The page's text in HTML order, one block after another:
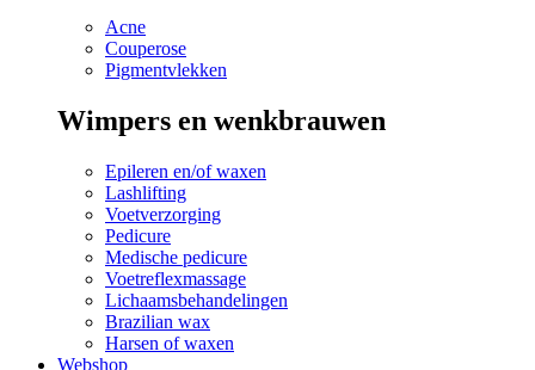
Acne
Couperose
Pigmentvlekken
Wimpers en wenkbrauwen
Epileren en/of waxen
Lashlifting
Voetverzorging
Pedicure
Medische pedicure
Voetreflexmassage
Lichaamsbehandelingen
Brazilian wax
Harsen of waxen
Webshop